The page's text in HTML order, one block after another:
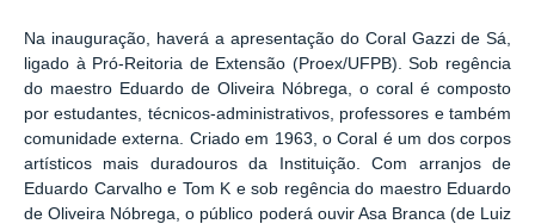
Na inauguração, haverá a apresentação do Coral Gazzi de Sá,
ligado à Pró-Reitoria de Extensão (Proex/UFPB). Sob regência
do maestro Eduardo de Oliveira Nóbrega, o coral é composto
por estudantes, técnicos-administrativos, professores e também
comunidade externa. Criado em 1963, o Coral é um dos corpos
artísticos mais duradouros da Instituição. Com arranjos de
Eduardo Carvalho e Tom K e sob regência do maestro Eduardo
de Oliveira Nóbrega, o público poderá ouvir Asa Branca (de Luiz